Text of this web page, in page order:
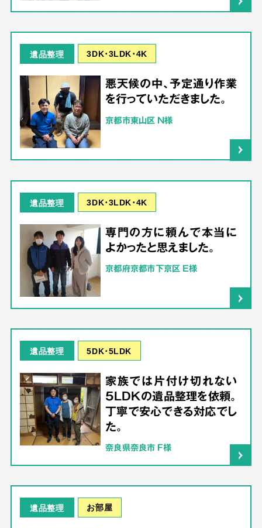
遺品整理 3DK･3LDK･4K
悪天候の中、予定通り作業
を行っていただきました。
京都市東山区 N様
遺品整理 3DK･3LDK･4K
専門の方に頼んで本当に
よかったと思えました。
京都府京都市下京区 E様
遺品整理 5DK･5LDK
家族では片付け切れない
5LDKの遺品整理を依頼。
丁寧で安心できる対応でし
た。
奈良県奈良市 F様
遺品整理 お部屋